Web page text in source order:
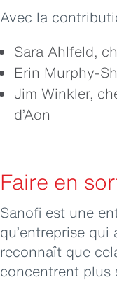
Avec la
Sara Ahlfeld,
Erin Murphy-
Jim Winkler,
d’Aon
Faire en
Sanofi est une
qu’entreprise
reconnaît que
concentrent plus